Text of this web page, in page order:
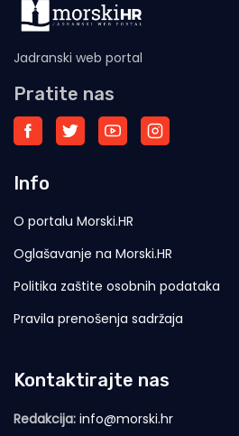
Jadranski web portal
Pratite nas
Info
O portalu Morski.HR
Oglašavanje na Morski.HR
Politika zaštite osobnih podataka
Pravila prenošenja sadržaja
Kontaktirajte nas
Redakcija: info@morski.hr